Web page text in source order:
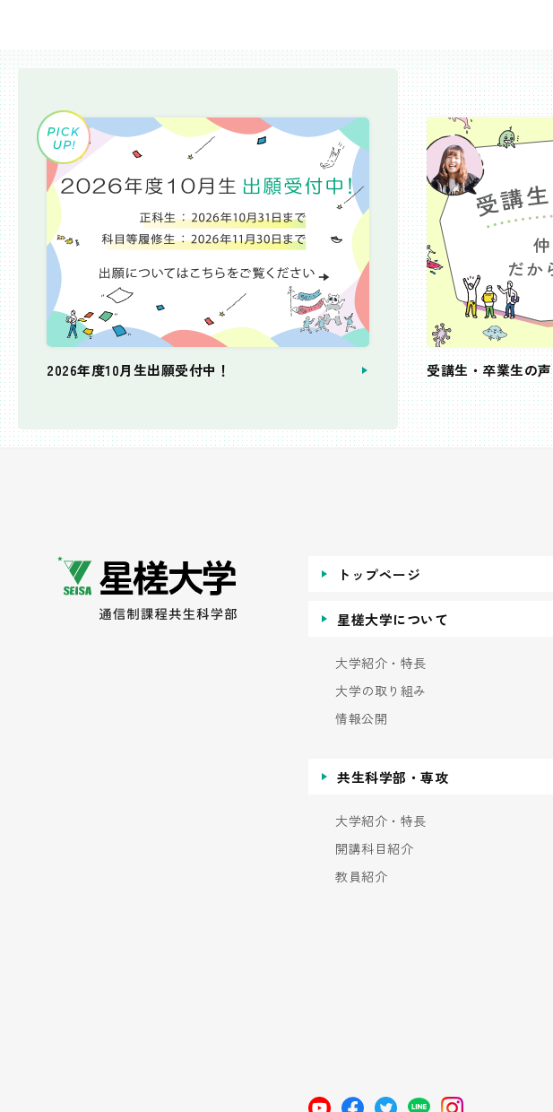
2026年度10月生出願受付中！
個別相談会 受講生・卒業生の声
トップページ
星槎大学について
大学紹介・特長
大学の取り組み
情報公開
共生科学部・専攻
大学紹介・特長
開講科目紹介
教員紹介